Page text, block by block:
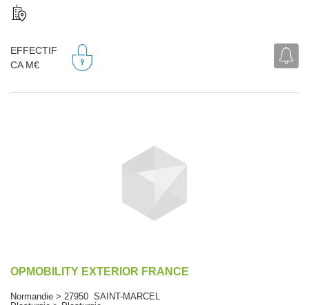
EFFECTIF
CA M€
OPMOBILITY EXTERIOR FRANCE
Normandie > 27950 SAINT-MARCEL